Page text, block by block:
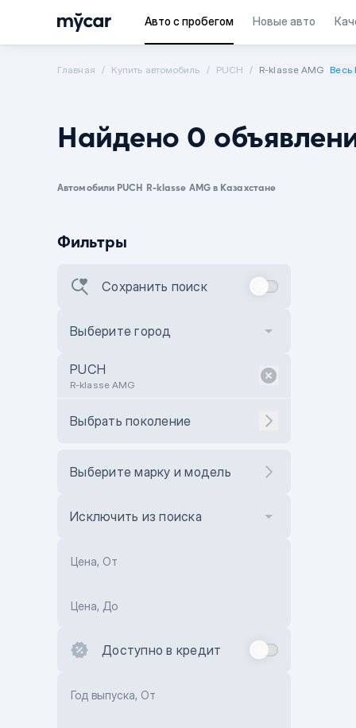
Авто с пробегом Новые авто
Главная Купить автомобиль PUCH R-klasse AMG Весь
Найдено 0
Автомобили PUCH R-klasse AMG в Казахстане
Фильтры
Сохранить поиск
Выберите город
PUCH
R-klasse AMG
Выбрать поколение
Выберите марку и модель
Исключить из поиска
Цена, От
Цена, До
Доступно в кредит
Год выпуска, От